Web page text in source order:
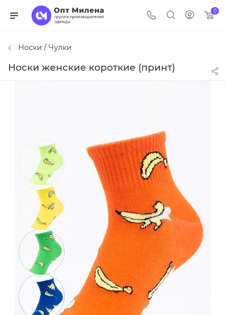
0
Носки / Чулки
Носки женские короткие (принт)